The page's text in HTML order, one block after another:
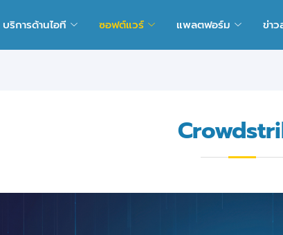
บริการด้านไอที ซอฟต์แวร์ แพลตฟอร์ม ข่า